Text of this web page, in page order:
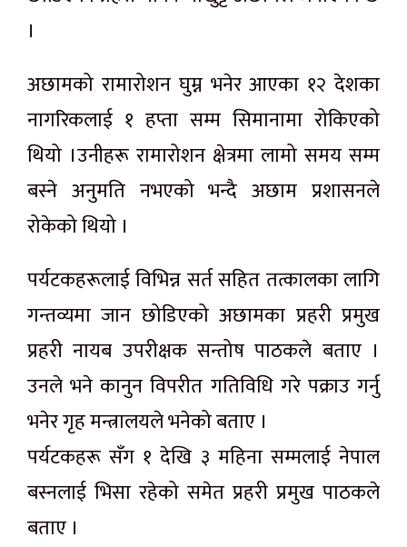
।
अछामको रामारोशन घुम्न भनेर आएका १२ देशका
नागरिकलाई १ हप्ता सम्म सिमानामा रोकिएको
थियो ।उनीहरू रामारोशन क्षेत्रमा लामो समय सम्म
बस्ने अनुमति नभएको भन्दै अछाम प्रशासनले
रोकेको थियो ।
पर्यटकहरूलाई विभिन्न सर्त सहित तत्कालका लागि
गन्तव्यमा जान छोडिएको अछामका प्रहरी प्रमुख
प्रहरी नायब उपरीक्षक सन्तोष पाठकले बताए ।
उनले भने कानुन विपरीत गतिविधि गरे पक्राउ गर्नु
भनेर गृह मन्त्रालयले भनेको बताए ।
पर्यटकहरू सँग १ देखि ३ महिना सम्मलाई नेपाल
बस्नलाई भिसा रहेको समेत प्रहरी प्रमुख पाठकले
बताए ।